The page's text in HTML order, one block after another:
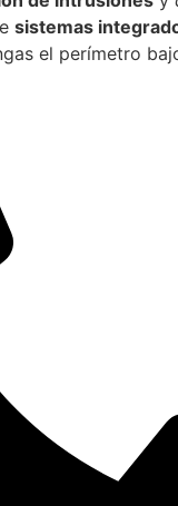
sistemas
el perímetro